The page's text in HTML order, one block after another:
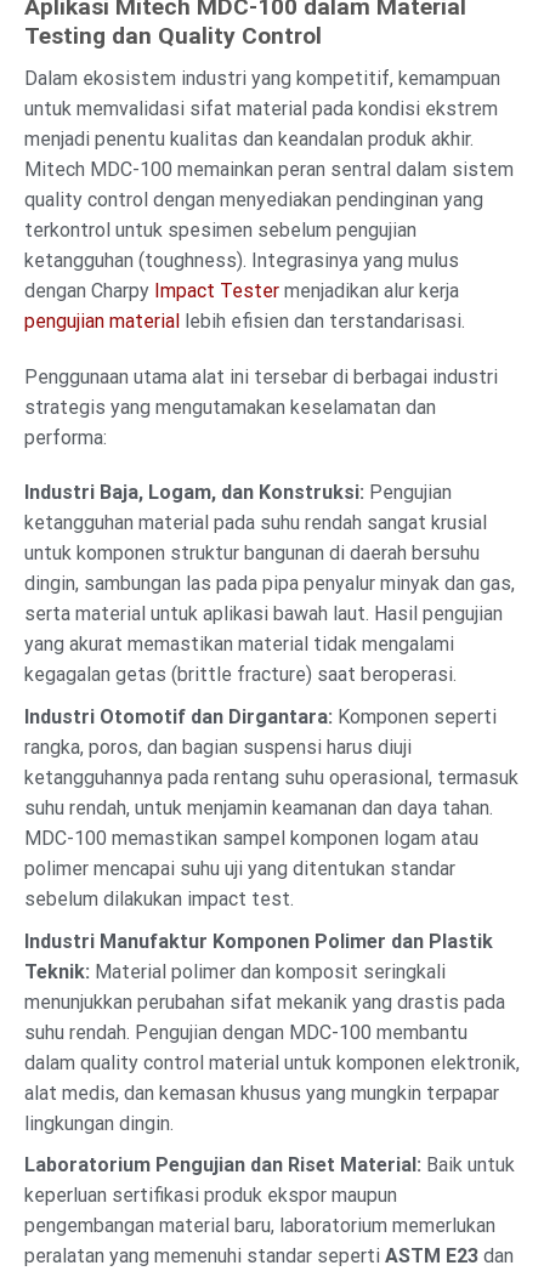
Aplikasi Mitech MDC-100 dalam Material
Testing dan Quality Control
Dalam ekosistem industri yang kompetitif, kemampuan
untuk memvalidasi sifat material pada kondisi ekstrem
menjadi penentu kualitas dan keandalan produk akhir.
Mitech MDC-100 memainkan peran sentral dalam sistem
quality control dengan menyediakan pendinginan yang
terkontrol untuk spesimen sebelum pengujian
ketangguhan (toughness). Integrasinya yang mulus
dengan Charpy Impact Tester menjadikan alur kerja
pengujian material lebih efisien dan terstandarisasi.
Penggunaan utama alat ini tersebar di berbagai industri
strategis yang mengutamakan keselamatan dan
performa:
Industri Baja, Logam, dan Konstruksi: Pengujian
ketangguhan material pada suhu rendah sangat krusial
untuk komponen struktur bangunan di daerah bersuhu
dingin, sambungan las pada pipa penyalur minyak dan gas,
serta material untuk aplikasi bawah laut. Hasil pengujian
yang akurat memastikan material tidak mengalami
kegagalan getas (brittle fracture) saat beroperasi.
Industri Otomotif dan Dirgantara: Komponen seperti
rangka, poros, dan bagian suspensi harus diuji
ketangguhannya pada rentang suhu operasional, termasuk
suhu rendah, untuk menjamin keamanan dan daya tahan.
MDC-100 memastikan sampel komponen logam atau
polimer mencapai suhu uji yang ditentukan standar
sebelum dilakukan impact test.
Industri Manufaktur Komponen Polimer dan Plastik
Teknik: Material polimer dan komposit seringkali
menunjukkan perubahan sifat mekanik yang drastis pada
suhu rendah. Pengujian dengan MDC-100 membantu
dalam quality control material untuk komponen elektronik,
alat medis, dan kemasan khusus yang mungkin terpapar
lingkungan dingin.
Laboratorium Pengujian dan Riset Material: Baik untuk
keperluan sertifikasi produk ekspor maupun
pengembangan material baru, laboratorium memerlukan
peralatan yang memenuhi standar seperti ASTM E23 dan